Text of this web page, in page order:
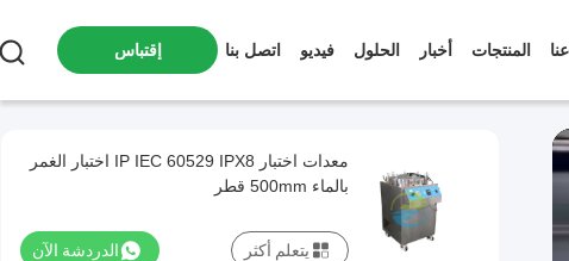
المنتجات أخبار الحلول فيديو اتصل بنا إقتباس
معدات اختبار IP IEC 60529 IPX8 اختبار الغمر
بالماء 500mm قطر
الدردشة الآن يتعلم أكثر